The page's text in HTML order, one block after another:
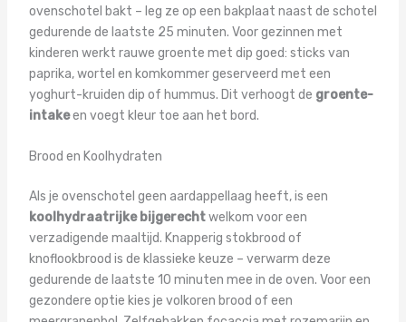
ovenschotel bakt – leg ze op een bakplaat naast de schotel
gedurende de laatste 25 minuten. Voor gezinnen met
kinderen werkt rauwe groente met dip goed: sticks van
paprika, wortel en komkommer geserveerd met een
yoghurt-kruiden dip of hummus. Dit verhoogt de groente-
intakeen voegt kleur toe aan het bord.
Brood en Koolhydraten
Als je ovenschotel geen aardappellaag heeft, is een
koolhydraatrijke bijgerechtwelkom voor een
verzadigende maaltijd. Knapperig stokbrood of
knoflookbrood is de klassieke keuze – verwarm deze
gedurende de laatste 10 minuten mee in de oven. Voor een
gezondere optie kies je volkoren brood of een